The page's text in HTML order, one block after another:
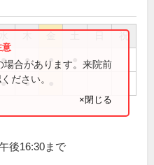
祝
● ● ●
● ●
場合があります。来院前
ださい。
×閉じる
後16:30まで